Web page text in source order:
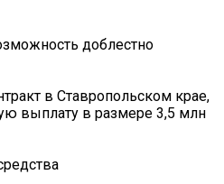
доблестно
в Ставропольском крае,
выплату в размере 3,5 млн